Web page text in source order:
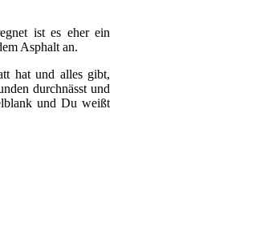
ist es eher ein
Asphalt an.
hat und alles gibt,
durchnässt und
und Du weißt